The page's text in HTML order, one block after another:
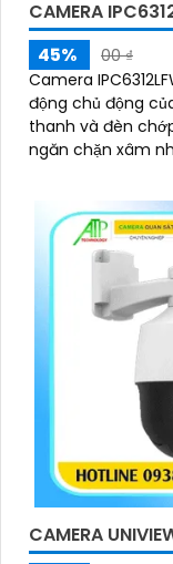
CAMERA
45%
00 ₫
Camera
động chủ động
thanh và đèn
ngăn chặn xâm
CAMERA